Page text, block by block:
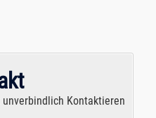
Kontaktieren